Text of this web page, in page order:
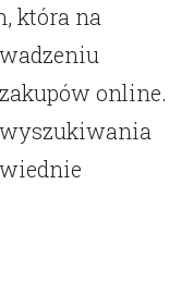
która na
online.